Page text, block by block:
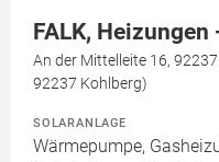
FALK, Heizungen
An der Mittelleite 16,
92237 Kohlberg)
SOLARANLAGE
Wärmepumpe,